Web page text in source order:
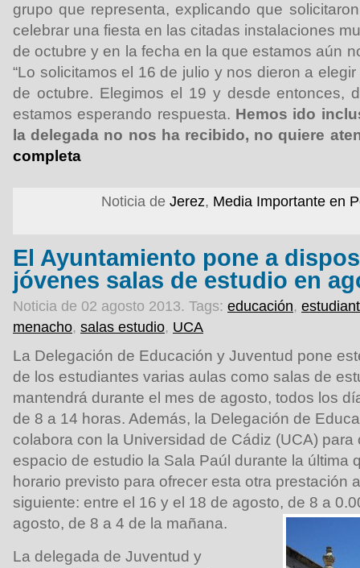
grupo que representa, explicando que
celebrar una fiesta en las citadas instalaciones
de octubre y en la fecha en la que estamos aún
“Lo solicitamos el 16 de julio y nos dieron a
de octubre. Elegimos el 19 y desde entonces,
estamos esperando respuesta. Hemos ido
la delegada no nos ha recibido, no quiere
completa
Noticia de Jerez, Media Importante en
El Ayuntamiento pone a
jóvenes salas de estudio en
Noticia de 02 agosto 2013. Tags: educación,
menacho, salas estudio, UCA
La Delegación de Educación y Juventud pone
de los estudiantes varias aulas como salas de
mantendrá durante el mes de agosto, todos los
de 8 a 14 horas. Además, la Delegación de
colabora con la Universidad de Cádiz (UCA) para
espacio de estudio la Sala Paúl durante la última
horario previsto para ofrecer esta otra prestación
siguiente: entre el 16 y el 18 de agosto, de 8 a
agosto, de 8 a 4 de la mañana.
La delegada de Juventud y